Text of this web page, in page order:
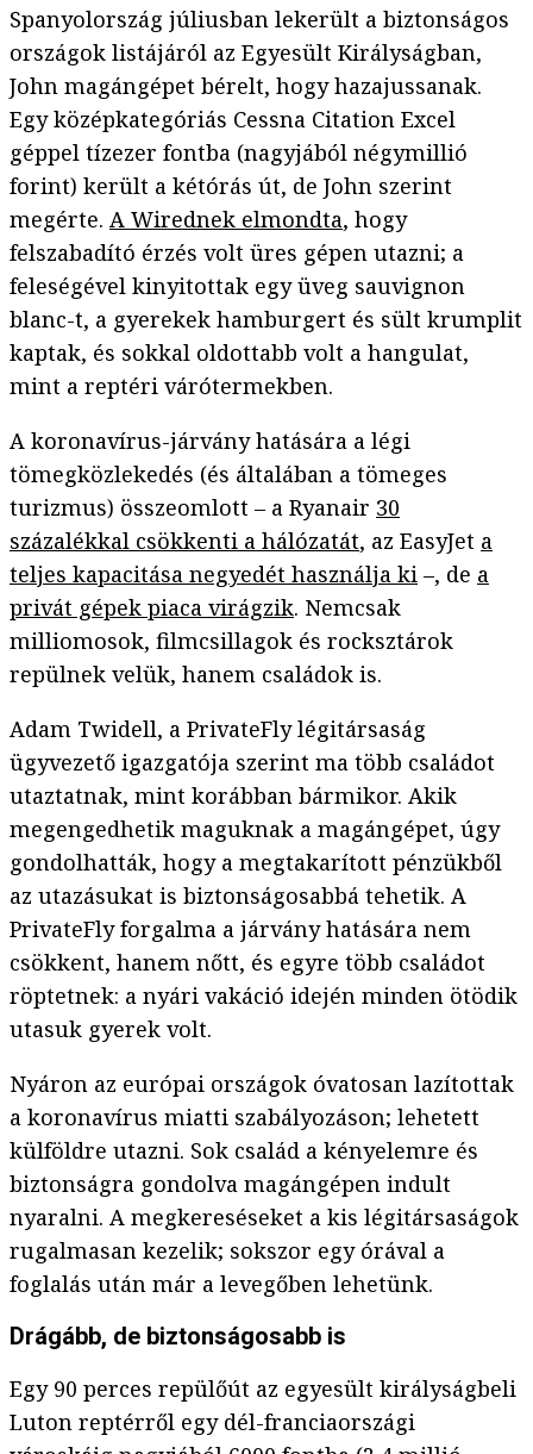
Spanyolország júliusban lekerült a biztonságos
országok listájáról az Egyesült Királyságban,
John magángépet bérelt, hogy hazajussanak.
Egy középkategóriás Cessna Citation Excel
géppel tízezer fontba (nagyjából négymillió
forint) került a kétórás út, de John szerint
megérte. A Wirednek elmondta, hogy
felszabadító érzés volt üres gépen utazni; a
feleségével kinyitottak egy üveg sauvignon
blanc-t, a gyerekek hamburgert és sült krumplit
kaptak, és sokkal oldottabb volt a hangulat,
mint a reptéri várótermekben.
A koronavírus-járvány hatására a légi
tömegközlekedés (és általában a tömeges
turizmus) összeomlott – a Ryanair 30
százalékkal csökkenti a hálózatát, az EasyJet a
teljes kapacitása negyedét használja ki –, de a
privát gépek piaca virágzik. Nemcsak
milliomosok, filmcsillagok és rocksztárok
repülnek velük, hanem családok is.
Adam Twidell, a PrivateFly légitársaság
ügyvezető igazgatója szerint ma több családot
utaztatnak, mint korábban bármikor. Akik
megengedhetik maguknak a magángépet, úgy
gondolhatták, hogy a megtakarított pénzükből
az utazásukat is biztonságosabbá tehetik. A
PrivateFly forgalma a járvány hatására nem
csökkent, hanem nőtt, és egyre több családot
röptetnek: a nyári vakáció idején minden ötödik
utasuk gyerek volt.
Nyáron az európai országok óvatosan lazítottak
a koronavírus miatti szabályozáson; lehetett
külföldre utazni. Sok család a kényelemre és
biztonságra gondolva magángépen indult
nyaralni. A megkereséseket a kis légitársaságok
rugalmasan kezelik; sokszor egy órával a
foglalás után már a levegőben lehetünk.
Drágább, de biztonságosabb is
Egy 90 perces repülőút az egyesült királyságbeli
Luton reptérről egy dél-franciaországi